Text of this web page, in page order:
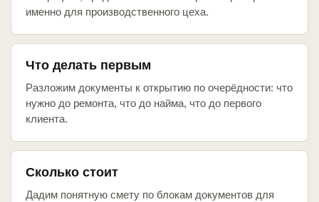
именно для производственного цеха.
Что делать первым
Разложим документы к открытию по очерёдности: что
нужно до ремонта, что до найма, что до первого
клиента.
Сколько стоит
Дадим понятную смету по блокам документов для